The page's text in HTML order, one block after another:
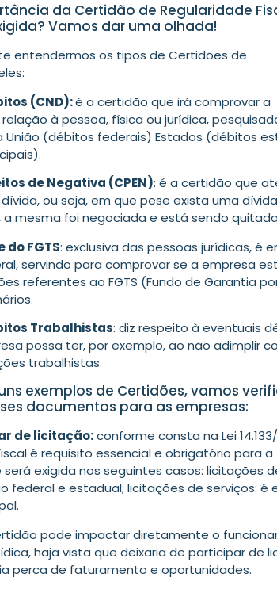
da Certidão de Regularidade
Vamos dar uma olhada!
entendermos os tipos de Certidões de
(CND):é a certidão que irá comprovar a
à pessoa, física ou jurídica,
(débitos federais) Estados (débitos
de Negativa (CPEN): é a certidão que
ou seja, em que pese exista uma
mesma foi negociada e está sendo
FGTS: exclusiva das pessoas jurídicas, é
servindo para comprovar se a empresa
referentes ao FGTS (Fundo de Garantia
Trabalhistas: diz respeito à eventuais
possa ter, por exemplo, ao não adimplir
trabalhistas.
exemplos de Certidões, vamos
documentos para as empresas:
de licitação:conforme consta na Lei 14.133/
é requisito essencial e obrigatório para a
exigida nos seguintes casos: licitações
federal e estadual; licitações de serviços: é
pode impactar diretamente o
haja vista que deixaria de participar de
perca de faturamento e oportunidades.